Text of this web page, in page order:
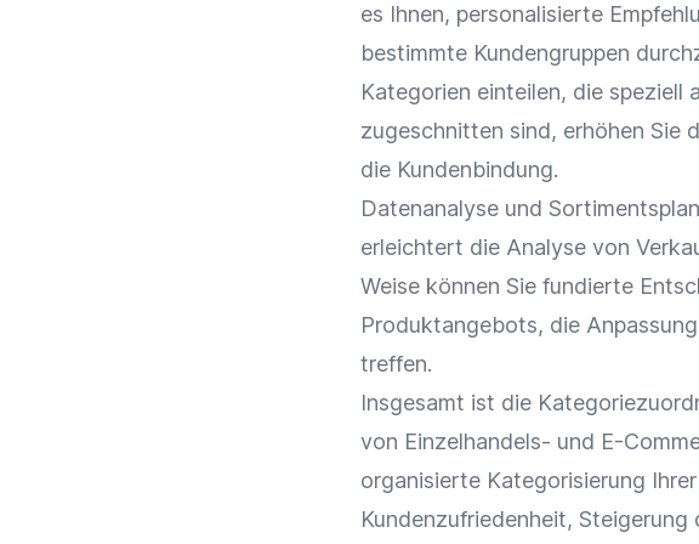
es Ihnen, personalisierte
bestimmte Kundengruppen
Kategorien einteilen, die speziell
zugeschnitten sind, erhöhen Sie
die Kundenbindung.
Datenanalyse und
erleichtert die Analyse von
Weise können Sie fundierte
Produktangebots, die
treffen.
Insgesamt ist die
von Einzelhandels- und E-
organisierte Kategorisierung
Kundenzufriedenheit, Steigerung